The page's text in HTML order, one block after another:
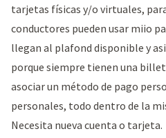
tarjetas físicas y/o virtuales,
conductores pueden usar miio
llegan al plafond disponible y
porque siempre tienen una
asociar un método de pago
personales, todo dentro de la
Necesita nueva cuenta o tarjeta.